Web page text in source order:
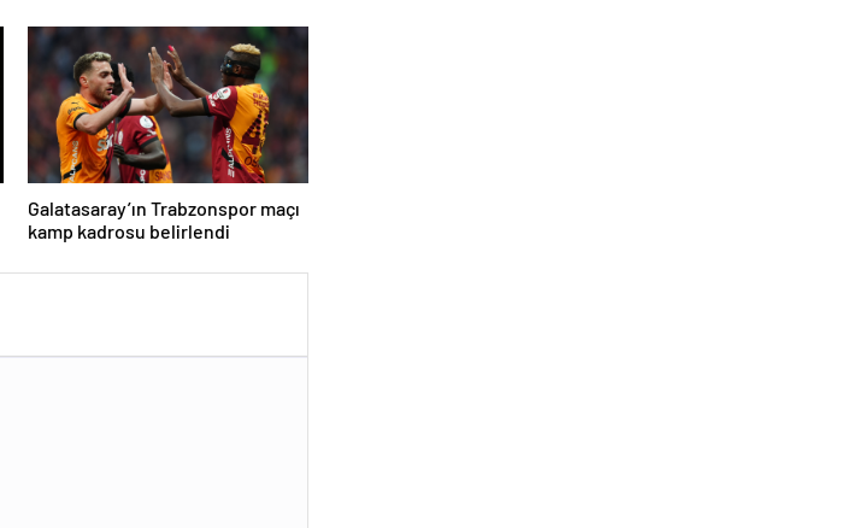
Galatasaray’ın Trabzonspor maçı
kamp kadrosu belirlendi